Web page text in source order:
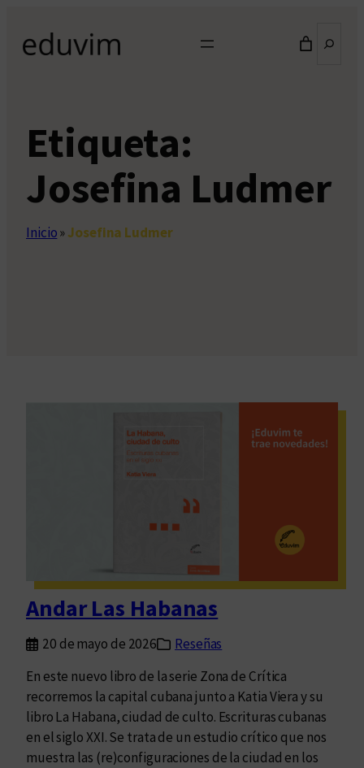
contenido
Etiqueta:
Josefina Ludmer
Inicio»Josefina Ludmer
Andar Las Habanas
20 de mayo de 2026
Reseñas
En este nuevo libro de la serie Zona de Crítica
recorremos la capital cubana junto a Katia Viera y su
libro La Habana, ciudad de culto. Escrituras cubanas
en el siglo XXI. Se trata de un estudio crítico que nos
muestra las (re)configuraciones de la ciudad en los